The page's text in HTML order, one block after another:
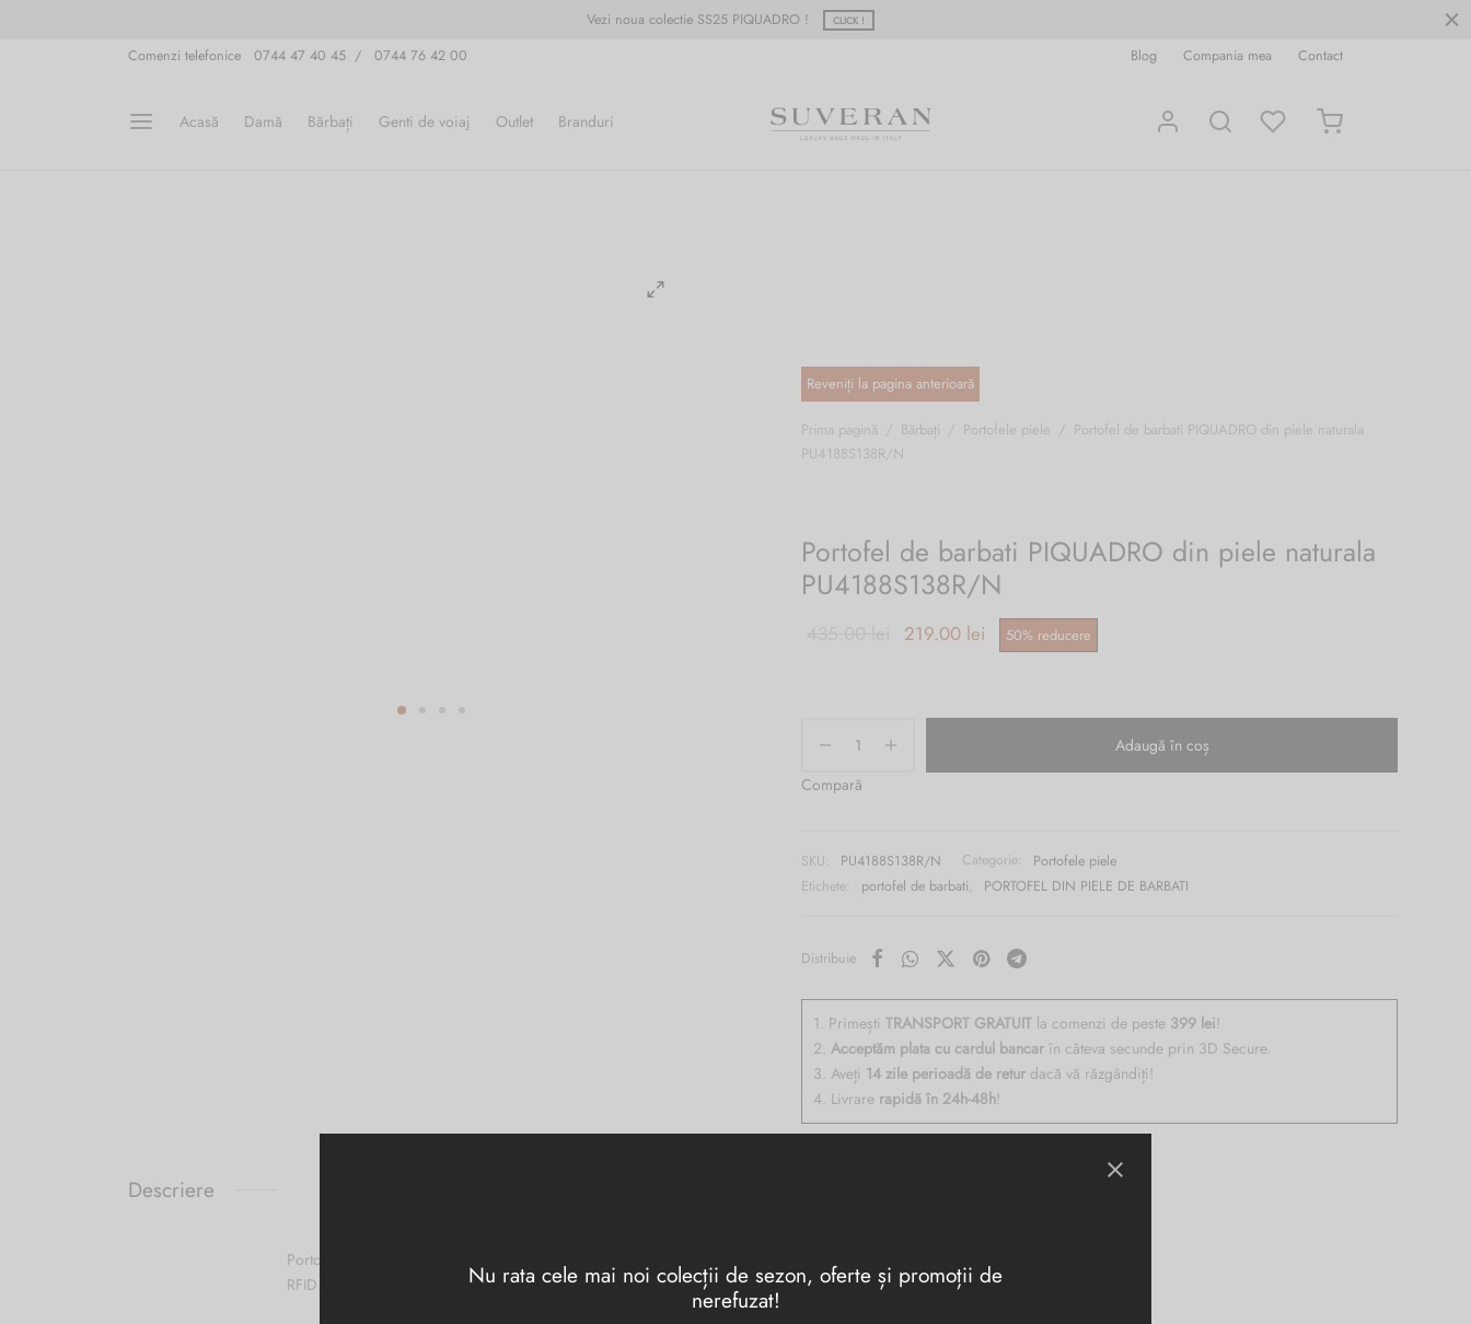
Nu rata cele mai noi colecții de sezon, oferte și promoții de
nerefuzat!
Vezi noua colectie SS25 PIQUADRO ! CLICK !
Comenzi telefonice 0744 47 40 45 / 0744 76 42 00 Blog Compania mea Contact
Acasă Damă Bărbați Genti de voiaj Outlet Branduri
Prima pagină / Bărbați / Portofele piele /
Portofel de barbati PIQUADRO din piele naturala
PU4188S138R/N
Portofel de barbati PIQUADRO din piele naturala
PU4188S138R/N
50% reducere
Prețul
435.00 lei.
219.00 lei
Prețul
219.00 lei.
Adaugă în coș
Compară
SKU: PU4188S138R/N Categorie:
Portofele piele
Etichete:
portofel de barbati, PORTOFEL DIN PIELE DE BARBATI
Distribuie
1. Primești TRANSPORT GRATUIT la comenzi de peste 399 lei!
2. Acceptăm plata cu cardul bancar în câteva secunde prin 3D Secure.
3. Aveți 14 zile perioadă de retur dacă vă răzgândiți!
4. Livrare rapidă în 24h-48h!
Descriere
Portofel de barbati Piquadro piele naturala, cu doua compartimente pentru bancnote, 3+1 portcarduri, buzunar pentru monezi, sistem
RFID.